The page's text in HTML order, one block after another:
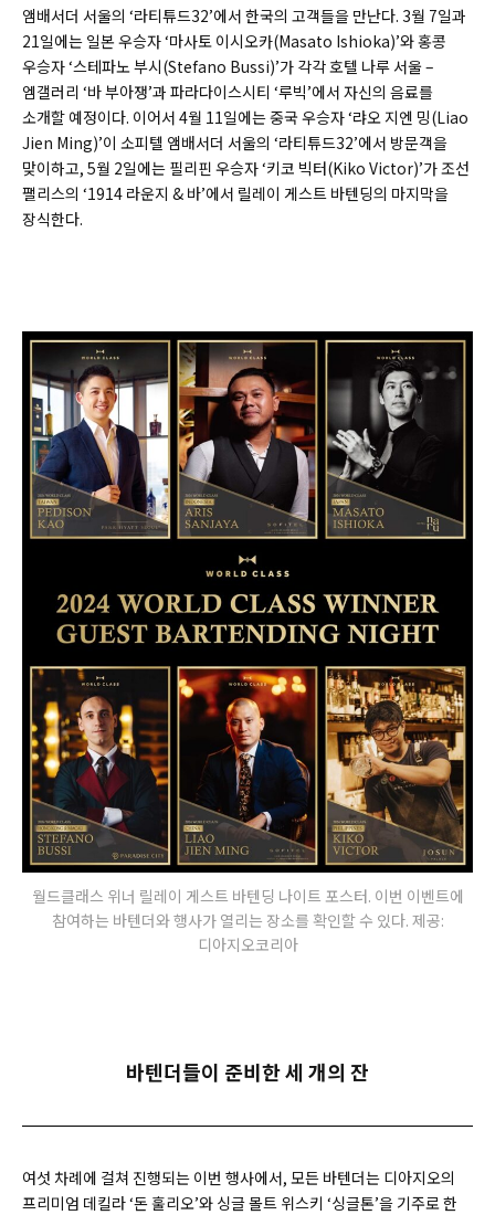
앰배서더 서울의 ‘라티튜드32’에서 한국의 고객들을 만난다. 3월 7일과
21일에는 일본 우승자 ‘마사토 이시오카(Masato Ishioka)’와 홍콩
우승자 ‘스테파노 부시(Stefano Bussi)’가 각각 호텔 나루 서울 –
엠갤러리 ‘바 부아쟁’과 파라다이스시티 ‘루빅’에서 자신의 음료를
소개할 예정이다. 이어서 4월 11일에는 중국 우승자 ‘랴오 지엔 밍(Liao
Jien Ming)’이 소피텔 앰배서더 서울의 ‘라티튜드32’에서 방문객을
맞이하고, 5월 2일에는 필리핀 우승자 ‘키코 빅터(Kiko Victor)’가 조선
팰리스의 ‘1914 라운지 & 바’에서 릴레이 게스트 바텐딩의 마지막을
장식한다.
월드클래스 위너 릴레이 게스트 바텐딩 나이트 포스터. 이번 이벤트에
참여하는 바텐더와 행사가 열리는 장소를 확인할 수 있다. 제공:
디아지오코리아
바텐더들이 준비한 세 개의 잔
여섯 차례에 걸쳐 진행되는 이번 행사에서, 모든 바텐더는 디아지오의
프리미엄 데킬라 ‘돈 훌리오’와 싱글 몰트 위스키 ‘싱글톤’을 기주로 한